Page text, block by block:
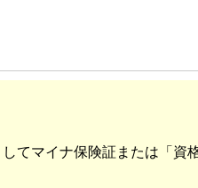
てマイナ保険証または「資